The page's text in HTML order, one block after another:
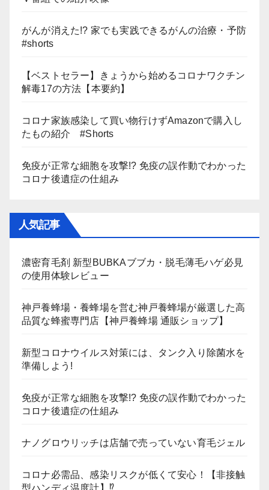
がんが消えた!? 家でも実践できるがんの治療・予防
#shorts
【ベストセラー】きょうから始めるコロナワクチン
解毒17の方法【本要約】
コロナ家族感染して買い物行けずAmazonで購入し
たもの紹介 #Shorts
免疫が正常な細胞を攻撃!? 免疫の誤作動でわかった
コロナ後遺症の仕組み
人気記事
濃密育毛剤 新型BUBKAブブカ・脱毛薄毛ハゲ必見
の使用体験レビュー
神戸養蜂場・養蜂場を営む神戸養蜂場が厳選した高
品質な蜂蜜専門店【神戸養蜂場 通販ショップ】
新型コロナウイルス対策には、タンク入り除菌水を
準備しよう!
免疫が正常な細胞を攻撃!? 免疫の誤作動でわかった
コロナ後遺症の仕組み
ナノグロウリッチは店舗で売っていない育毛ジェル
コロナ必需品、感染リスクが低くて安心！【非接触
型ハンディ温度計】⁉